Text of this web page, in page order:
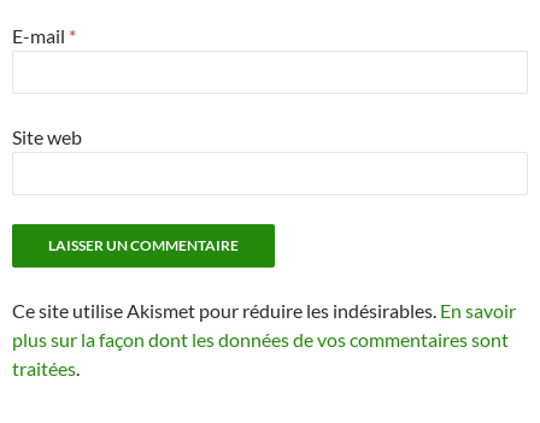
E-mail *
Site web
Ce site utilise Akismet pour réduire les indésirables. En savoir
plus sur la façon dont les données de vos commentaires sont
traitées.